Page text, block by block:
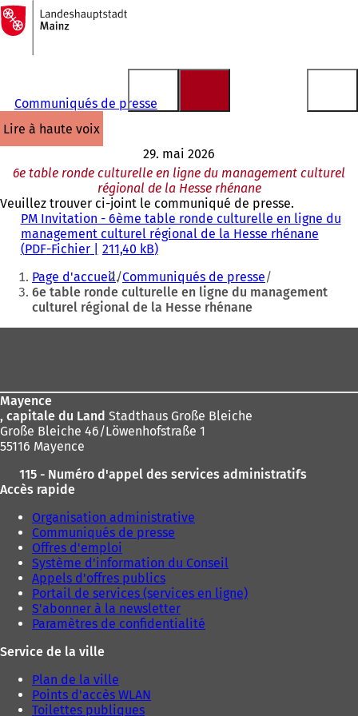
Accéder au contenu
Vers
la
page
d'accueil
Communiqués de presse
lire à haute voix
29. mai 2026
6e table ronde culturelle en ligne du management culturel
régional de la Hesse rhénane
Veuillez trouver ci-joint le communiqué de presse.
PM Invitation - 6ème table ronde culturelle en ligne du
management culturel régional de la Hesse rhénane
PDF-Fichier 211,40 kB
Vous
êtes
:
Page d'accueil Communiqués de presse
6e table ronde culturelle en ligne du management
culturel régional de la Hesse rhénane
Mayence
, capitale du Land Stadthaus Große Bleiche
Große Bleiche 46/Löwenhofstraße 1
55116 Mayence
115 - Numéro d'appel des services administratifs
Accès rapide
Organisation administrative
Communiqués de presse
Offres d'emploi
Système d'information du Conseil
Appels d'offres publics
Portail de services (services en ligne)
S'abonner à la newsletter
Paramètres de confidentialité
Service de la ville
Plan de la ville
Points d'accès WLAN
Toilettes publiques